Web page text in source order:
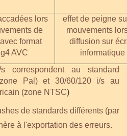
lors
de
format
AVC
effet de peigne
mouvements
diffusion sur
informatique
correspondent au standard
Pal) et 30/60/120 i/s au
(zone NTSC)
de standards différents (par
à l'exportation des erreurs.